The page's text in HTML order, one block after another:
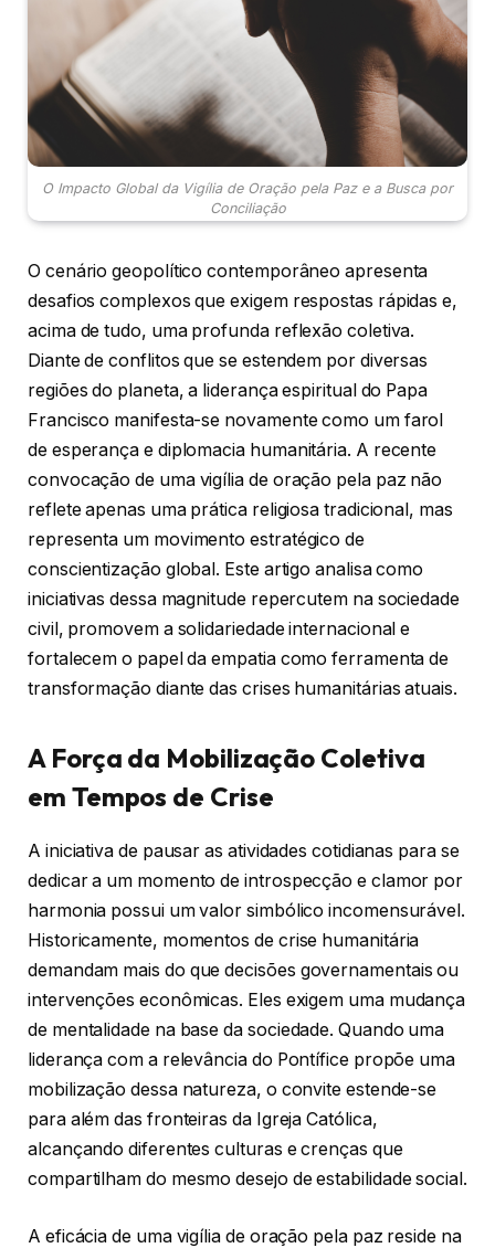
O Impacto Global da Vigília de Oração pela Paz e a Busca por
Conciliação
O cenário geopolítico contemporâneo apresenta
desafios complexos que exigem respostas rápidas e,
acima de tudo, uma profunda reflexão coletiva.
Diante de conflitos que se estendem por diversas
regiões do planeta, a liderança espiritual do Papa
Francisco manifesta-se novamente como um farol
de esperança e diplomacia humanitária. A recente
convocação de uma vigília de oração pela paz não
reflete apenas uma prática religiosa tradicional, mas
representa um movimento estratégico de
conscientização global. Este artigo analisa como
iniciativas dessa magnitude repercutem na sociedade
civil, promovem a solidariedade internacional e
fortalecem o papel da empatia como ferramenta de
transformação diante das crises humanitárias atuais.
A Força da Mobilização Coletiva
em Tempos de Crise
A iniciativa de pausar as atividades cotidianas para se
dedicar a um momento de introspecção e clamor por
harmonia possui um valor simbólico incomensurável.
Historicamente, momentos de crise humanitária
demandam mais do que decisões governamentais ou
intervenções econômicas. Eles exigem uma mudança
de mentalidade na base da sociedade. Quando uma
liderança com a relevância do Pontífice propõe uma
mobilização dessa natureza, o convite estende-se
para além das fronteiras da Igreja Católica,
alcançando diferentes culturas e crenças que
compartilham do mesmo desejo de estabilidade social.
A eficácia de uma vigília de oração pela paz reside na